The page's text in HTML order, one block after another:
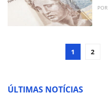
POR
1 2
ÚLTIMAS NOTÍCIAS